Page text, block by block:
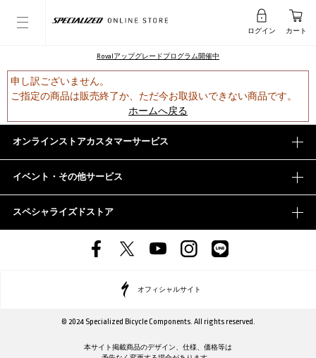
ログイン カート
Rovalアップグレードプログラム開催中
申し訳ございません。
ご指定の商品は販売終了か、ただ今お取扱いできない商品です。
ホームへ戻る
オンラインストアカスタマーサービス
イベント・その他サービス
スペシャライズドストア
オフィシャルサイト
© 2024 Specialized Bicycle Components. All rights reserved.
本サイト掲載商品のデザイン、仕様、価格等は